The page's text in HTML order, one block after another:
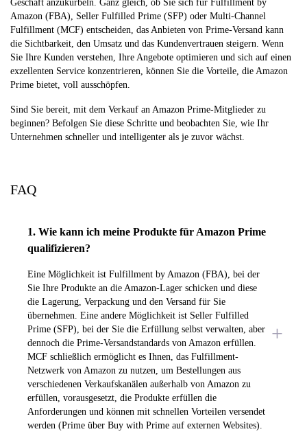
Geschäft anzukurbeln. Ganz gleich, ob Sie sich für Fulfillment by
Amazon (FBA), Seller Fulfilled Prime (SFP) oder Multi-Channel
Fulfillment (MCF) entscheiden, das Anbieten von Prime-Versand kann
die Sichtbarkeit, den Umsatz und das Kundenvertrauen steigern. Wenn
Sie Ihre Kunden verstehen, Ihre Angebote optimieren und sich auf einen
exzellenten Service konzentrieren, können Sie die Vorteile, die Amazon
Prime bietet, voll ausschöpfen.
Sind Sie bereit, mit dem Verkauf an Amazon Prime-Mitglieder zu
beginnen? Befolgen Sie diese Schritte und beobachten Sie, wie Ihr
Unternehmen schneller und intelligenter als je zuvor wächst.
FAQ
1. Wie kann ich meine Produkte für Amazon Prime
qualifizieren?
Eine Möglichkeit ist Fulfillment by Amazon (FBA), bei der
Sie Ihre Produkte an die Amazon-Lager schicken und diese
die Lagerung, Verpackung und den Versand für Sie
übernehmen. Eine andere Möglichkeit ist Seller Fulfilled
Prime (SFP), bei der Sie die Erfüllung selbst verwalten, aber
dennoch die Prime-Versandstandards von Amazon erfüllen.
MCF schließlich ermöglicht es Ihnen, das Fulfillment-
Netzwerk von Amazon zu nutzen, um Bestellungen aus
verschiedenen Verkaufskanälen außerhalb von Amazon zu
erfüllen, vorausgesetzt, die Produkte erfüllen die
Anforderungen und können mit schnellen Vorteilen versendet
werden (Prime über Buy with Prime auf externen Websites).